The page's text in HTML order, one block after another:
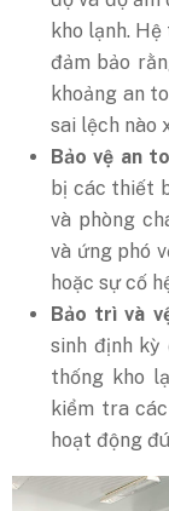
kho lạnh.
đảm bảo
khoảng an
sai lệch nào
Bảo vệ an
bị các thiết
và phòng
và ứng phó
hoặc sự cố
Bảo trì và
sinh định kỳ
thống kho
kiểm tra
hoạt động